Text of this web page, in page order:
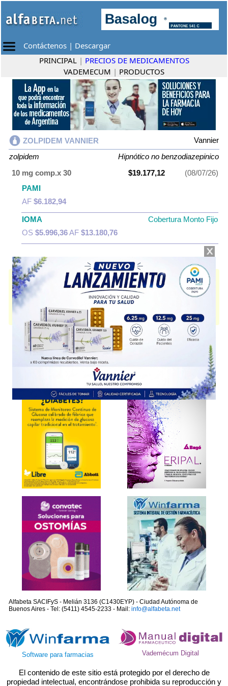
Contáctenos | Descargar
PRINCIPAL | PRECIOS DE MEDICAMENTOS
VADEMECUM | PRODUCTOS
ZOLPIDEM VANNIER
Vannier
zolpidem
Hipnótico no benzodiazepinico
10 mg comp.x 30
$19.177,12
(08/07/26)
PAMI
AF $6.182,94
IOMA
Cobertura Monto Fijo
OS $5.996,36AF $13.180,76
ZOLPIDEM VANNIER contiene zolpidem y se indica como
Hipnótico no
benzodiazepinico . Es producido porVanniery cuenta con 1
presentación disponible.
Algunas presentaciones cuentan con cobertura PAMI.
Explorar más
Otros productos conzolpidem
Otros productos deVannier
Alfabeta SACIFyS - Melián 3136 (C1430EYP) - Ciudad Autónoma de
Buenos Aires - Tel: (5411) 4545-2233 - Mail: info@alfabeta.net
Software para farmacias Vademécum Digital
El contenido de este sitio está protegido por el derecho de
propiedad intelectual, encontrándose prohibida su reproducción y